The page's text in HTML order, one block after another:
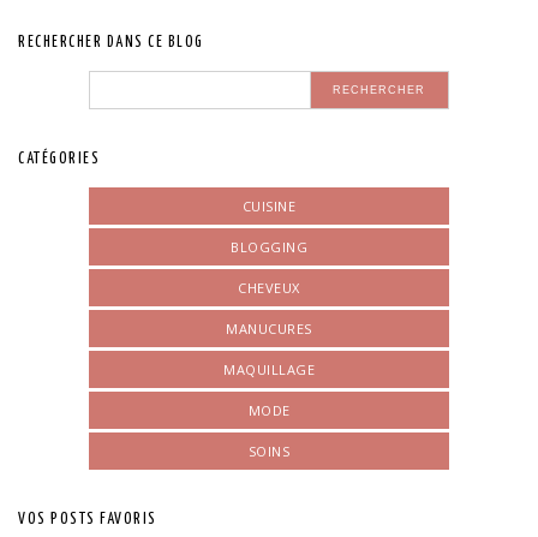
RECHERCHER DANS CE BLOG
CATÉGORIES
CUISINE
BLOGGING
CHEVEUX
MANUCURES
MAQUILLAGE
MODE
SOINS
VOS POSTS FAVORIS